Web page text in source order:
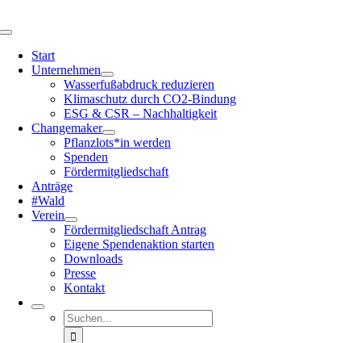
Inhalt
Navigation
umschalten
Start
Unter­nehmen
Wasser­fuß­ab­druck reduzieren
Klima­schutz durch CO2-Bindung
ESG & CSR – Nachhal­tig­keit
Change­maker
Pflanzlots*in werden
Spenden
Förder­mit­glied­schaft
Anträge
#Wald
Verein
Förder­mit­glied­schaft Antrag
Eigene Spenden­ak­tion starten
Downloads
Presse
Kontakt
Suche
nach: